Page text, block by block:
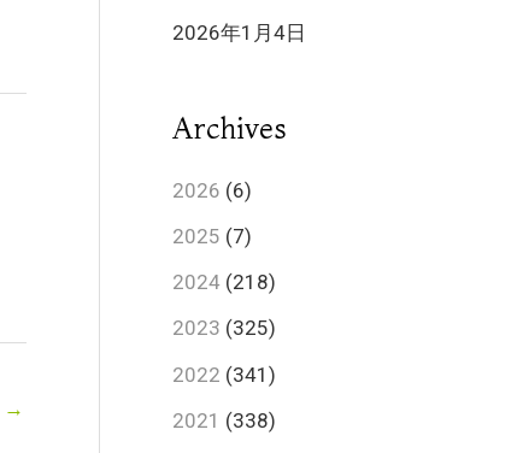
→
2026年1月4日
Archives
2026 (6)
2025 (7)
2024 (218)
2023 (325)
2022 (341)
2021 (338)